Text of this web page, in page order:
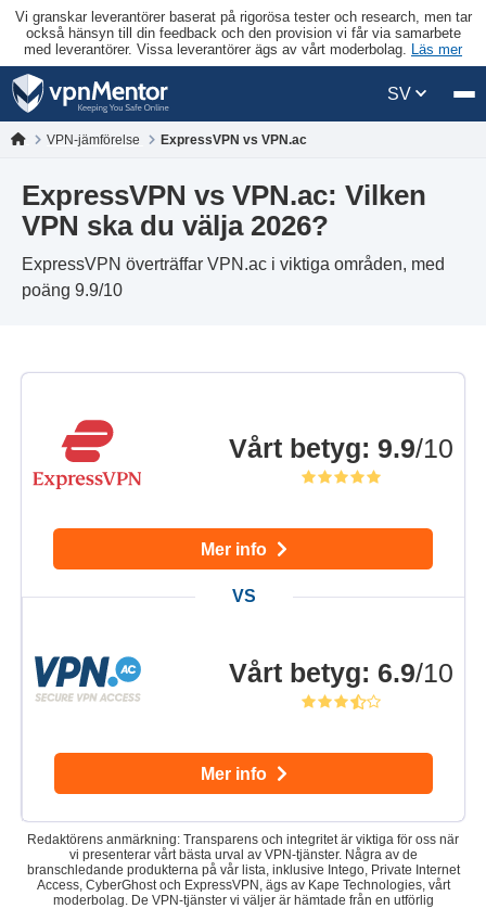
Vi granskar leverantörer baserat på rigorösa tester och research, men tar
också hänsyn till din feedback och den provision vi får via samarbete
med leverantörer. Vissa leverantörer ägs av vårt moderbolag. Läs mer
SV
VPN-jämförelse ExpressVPN vs VPN.ac
ExpressVPN vs VPN.ac: Vilken
VPN ska du välja 2026?
ExpressVPN överträffar VPN.ac i viktiga områden, med
poäng 9.9/10
Vårt betyg: 9.9/10
Mer info
Vårt betyg: 6.9/10
Mer info
Redaktörens anmärkning: Transparens och integritet är viktiga för oss när
vi presenterar vårt bästa urval av VPN-tjänster. Några av de
branschledande produkterna på vår lista, inklusive Intego, Private Internet
Access, CyberGhost och ExpressVPN, ägs av Kape Technologies, vårt
moderbolag. De VPN-tjänster vi väljer är hämtade från en utförlig